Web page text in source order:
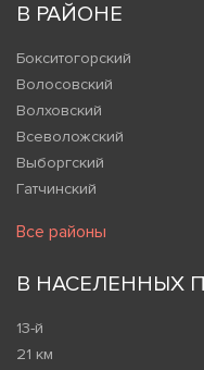
В РАЙОНЕ
Бокситогорский
Волосовский
Волховский
Всеволожский
Выборгский
Гатчинский
Все районы
В НАСЕЛЕННЫХ
13-й
21 км